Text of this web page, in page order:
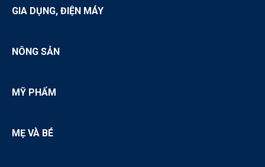
GIA DỤNG, ĐIỆN MÁY
NÔNG SẢN
MỸ PHẨM
MẸ VÀ BÉ